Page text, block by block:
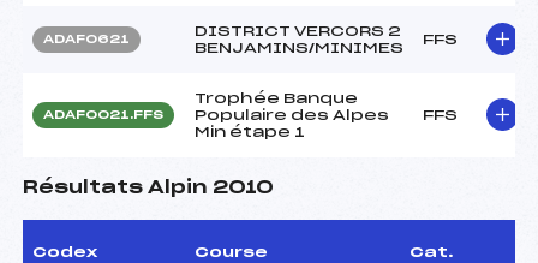
ADAF0621
DISTRICT VERCORS 2
BENJAMINS/MINIMES
FFS
ADAF0021.FFS
Trophée Banque
Populaire des Alpes
Min étape 1
FFS
Résultats Alpin 2010
Codex Course Cat.